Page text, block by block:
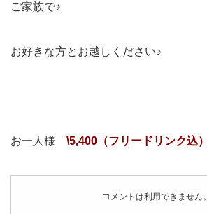
ご家族で♪
お好きな方とお越しください♪
お一人様 \5,400（フリードリンク込）
コメントは利用できません。